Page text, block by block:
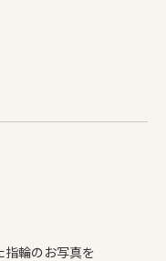
指輪のお写真を